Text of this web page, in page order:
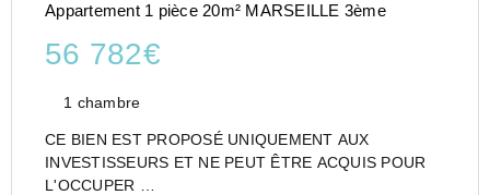
Appartement 1 pièce 20m² MARSEILLE 3ème
56 782€
1 chambre
CE BIEN EST PROPOSÉ UNIQUEMENT AUX
INVESTISSEURS ET NE PEUT ÊTRE ACQUIS POUR
L'OCCUPER